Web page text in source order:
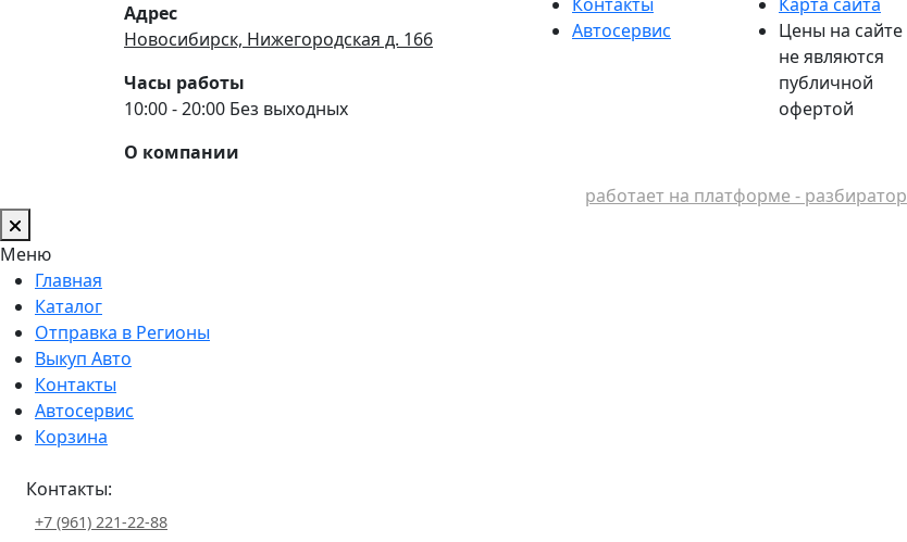
Адрес
Новосибирск, Нижегородская д. 166
Часы работы
10:00 - 20:00 Без выходных
О компании
Автосервис
Цены на сайте
не являются
публичной
офертой
работает на платформе - разбиратор
Меню
Главная
Каталог
Отправка в Регионы
Выкуп Авто
Контакты
Автосервис
Корзина
Контакты:
+7 (961) 221-22-88